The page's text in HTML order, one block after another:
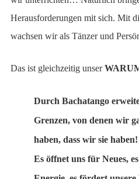
Herausforderungen mit sich. Mit
wachsen wir als Tänzer und
Das ist gleichzeitig unser
Durch Bachatango
Grenzen, von denen wir
haben, dass wir sie
Es öffnet uns für Neues,